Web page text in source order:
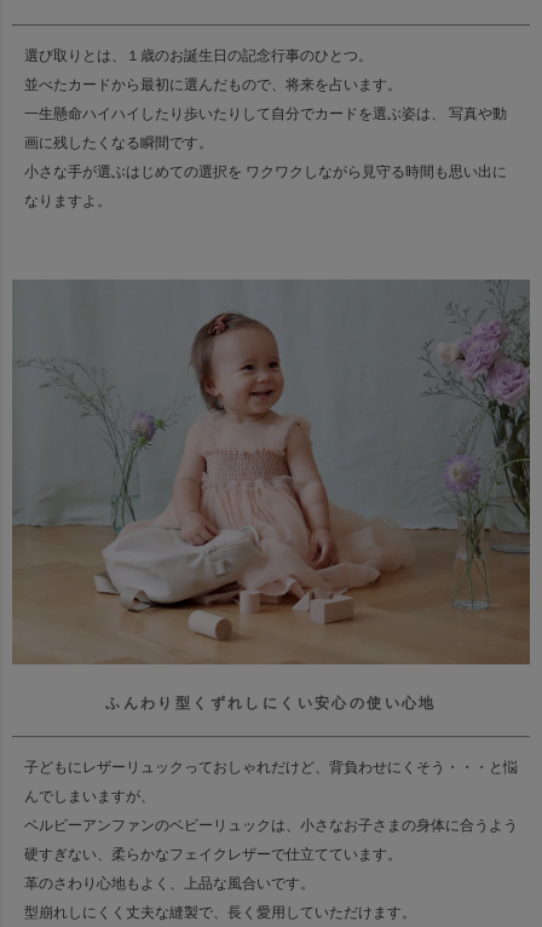
選び取りとは、１歳のお誕生日の記念行事のひとつ。
並べたカードから最初に選んだもので、将来を占います。
一生懸命ハイハイしたり歩いたりして自分でカードを選ぶ姿は、 写真や動
画に残したくなる瞬間です。
小さな手が選ぶはじめての選択を ワクワクしながら見守る時間も思い出に
なりますよ。
ふんわり型くずれしにくい安心の使い心地
子どもにレザーリュックっておしゃれだけど、背負わせにくそう・・・と悩
んでしまいますが、
ベルビーアンファンのベビーリュックは、小さなお子さまの身体に合うよう
硬すぎない、柔らかなフェイクレザーで仕立てています。
革のさわり心地もよく、上品な風合いです。
型崩れしにくく丈夫な縫製で、長く愛用していただけます。